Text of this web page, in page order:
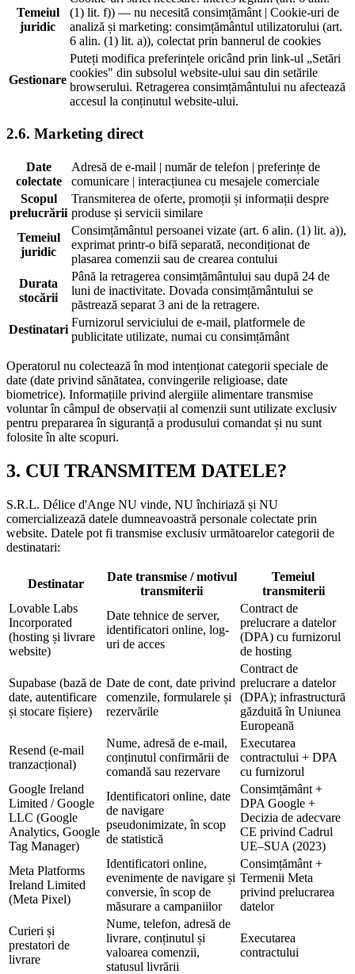
Temeiul
juridic
(1) lit. f)) — nu necesită consimțământ | Cookie-uri de
analiză și marketing: consimțământul utilizatorului (art.
6 alin. (1) lit. a)), colectat prin bannerul de cookies
Gestionare
Puteți modifica preferințele oricând prin link-ul „Setări
cookies" din subsolul website-ului sau din setările
browserului. Retragerea consimțământului nu afectează
accesul la conținutul website-ului.
2.6. Marketing direct
Date
colectate
Adresă de e-mail | număr de telefon | preferințe de
comunicare | interacțiunea cu mesajele comerciale
Scopul
prelucrării
Transmiterea de oferte, promoții și informații despre
produse și servicii similare
Temeiul
juridic
Consimțământul persoanei vizate (art. 6 alin. (1) lit. a)),
exprimat printr-o bifă separată, necondiționat de
plasarea comenzii sau de crearea contului
Durata
stocării
Până la retragerea consimțământului sau după 24 de
luni de inactivitate. Dovada consimțământului se
păstrează separat 3 ani de la retragere.
Destinatari
Furnizorul serviciului de e-mail, platformele de
publicitate utilizate, numai cu consimțământ
Operatorul nu colectează în mod intenționat categorii speciale de
date (date privind sănătatea, convingerile religioase, date
biometrice). Informațiile privind alergiile alimentare transmise
voluntar în câmpul de observații al comenzii sunt utilizate exclusiv
pentru prepararea în siguranță a produsului comandat și nu sunt
folosite în alte scopuri.
3. CUI TRANSMITEM DATELE?
S.R.L. Délice d'Ange NU vinde, NU închiriază și NU
comercializează datele dumneavoastră personale colectate prin
website. Datele pot fi transmise exclusiv următoarelor categorii de
destinatari:
Destinatar
Date transmise / motivul
transmiterii
Temeiul
transmiterii
Lovable Labs
Incorporated
(hosting și livrare
website)
Date tehnice de server,
identificatori online, log-
uri de acces
Contract de
prelucrare a datelor
(DPA) cu furnizorul
de hosting
Supabase (bază de
date, autentificare
și stocare fișiere)
Date de cont, date privind
comenzile, formularele și
rezervările
Contract de
prelucrare a datelor
(DPA); infrastructură
găzduită în Uniunea
Europeană
Resend (e-mail
tranzacțional)
Nume, adresă de e-mail,
conținutul confirmării de
comandă sau rezervare
Executarea
contractului + DPA
cu furnizorul
Google Ireland
Limited / Google
LLC (Google
Analytics, Google
Tag Manager)
Identificatori online, date
de navigare
pseudonimizate, în scop
de statistică
Consimțământ +
DPA Google +
Decizia de adecvare
CE privind Cadrul
UE–SUA (2023)
Meta Platforms
Ireland Limited
(Meta Pixel)
Identificatori online,
evenimente de navigare și
conversie, în scop de
măsurare a campaniilor
Consimțământ +
Termenii Meta
privind prelucrarea
datelor
Curieri și
prestatori de
livrare
Nume, telefon, adresă de
livrare, conținutul și
valoarea comenzii,
statusul livrării
Executarea
contractului